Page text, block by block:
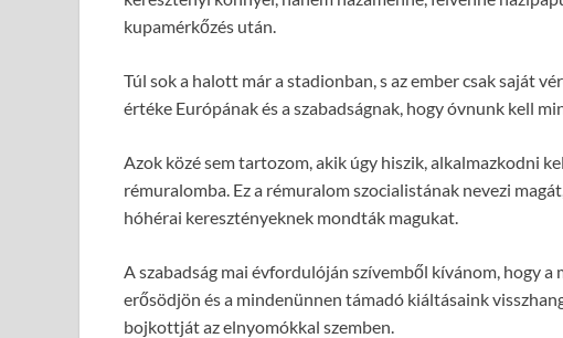
kupamérkőzés után.
Túl sok a halott már a stadionban, s az ember csak saját
értéke Európának és a szabadságnak, hogy óvnunk kell
Azok közé sem tartozom, akik úgy hiszik, alkalmazkodni
rémuralomba. Ez a rémuralom szocialistának nevezi
hóhérai keresztényeknek mondták magukat.
A szabadság mai évfordulóján szívemből kívánom, hogy a
erősödjön és a mindenünnen támadó kiáltásaink
bojkottját az elnyomókkal szemben.